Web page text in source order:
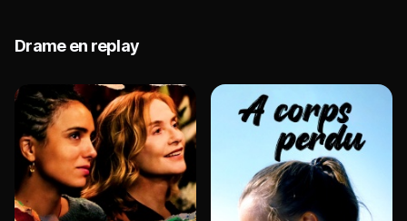
Drame en replay